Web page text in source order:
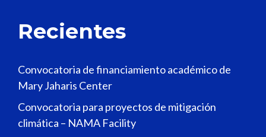
Recientes
Convocatoria de financiamiento académico de
Mary Jaharis Center
Convocatoria para proyectos de mitigación
climática – NAMA Facility